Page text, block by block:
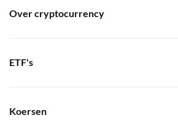
Over cryptocurrency
ETF's
Koersen